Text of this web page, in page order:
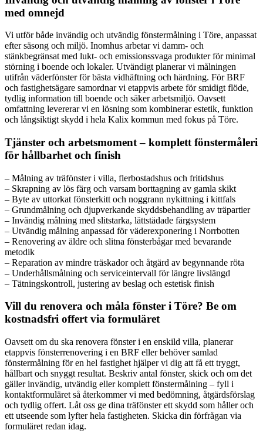
med omnejd
Vi utför både invändig och utvändig fönstermålning i Töre, anpassat
efter säsong och miljö. Inomhus arbetar vi damm- och
stänkbegränsat med lukt- och emissionssvaga produkter för minimal
störning i boende och lokaler. Utvändigt planerar vi målningen
utifrån väderfönster för bästa vidhäftning och härdning. För BRF
och fastighetsägare samordnar vi etappvis arbete för smidigt flöde,
tydlig information till boende och säker arbetsmiljö. Oavsett
omfattning levererar vi en lösning som kombinerar estetik, funktion
och långsiktigt skydd i hela Kalix kommun med fokus på Töre.
Tjänster och arbetsmoment – komplett fönstermåleri
för hållbarhet och finish
– Målning av träfönster i villa, flerbostadshus och fritidshus
– Skrapning av lös färg och varsam borttagning av gamla skikt
– Byte av uttorkat fönsterkitt och noggrann nykittning i kittfals
– Grundmålning och djupverkande skyddsbehandling av träpartier
– Invändig målning med slitstarka, lättstädade färgsystem
– Utvändig målning anpassad för väderexponering i Norrbotten
– Renovering av äldre och slitna fönsterbågar med bevarande
metodik
– Reparation av mindre träskador och åtgärd av begynnande röta
– Underhållsmålning och serviceintervall för längre livslängd
– Tätningskontroll, justering av beslag och estetisk finish
Vill du renovera och måla fönster i Töre? Be om
kostnadsfri offert via formuläret
Oavsett om du ska renovera fönster i en enskild villa, planerar
etappvis fönsterrenovering i en BRF eller behöver samlad
fönstermålning för en hel fastighet hjälper vi dig att få ett tryggt,
hållbart och snyggt resultat. Beskriv antal fönster, skick och om det
gäller invändig, utvändig eller komplett fönstermålning – fyll i
kontaktformuläret så återkommer vi med bedömning, åtgärdsförslag
och tydlig offert. Låt oss ge dina träfönster ett skydd som håller och
ett utseende som lyfter hela fastigheten. Skicka din förfrågan via
formuläret redan idag.